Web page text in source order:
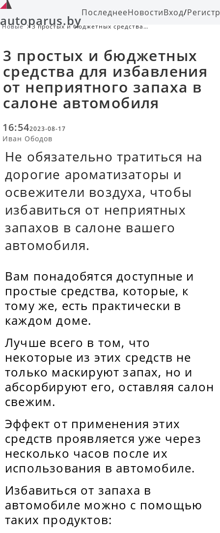
autoparus.byПоследнееНовостиВход/
Новые
3 простых и бюджетных средства
3 простых и бюджетных
средства для избавления
от неприятного запаха в
салоне автомобиля
16:542023-08-17
Иван Ободов
Не обязательно тратиться на
дорогие ароматизаторы и
освежители воздуха, чтобы
избавиться от неприятных
запахов в салоне вашего
автомобиля.
Вам понадобятся доступные и
простые средства, которые, к
тому же, есть практически в
каждом доме.
Лучше всего в том, что
некоторые из этих средств не
только маскируют запах, но и
абсорбируют его, оставляя салон
свежим.
Эффект от применения этих
средств проявляется уже через
несколько часов после их
использования в автомобиле.
Избавиться от запаха в
автомобиле можно с помощью
таких продуктов: